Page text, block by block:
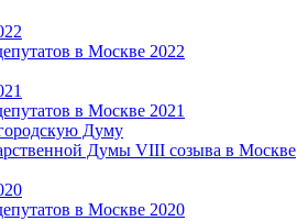
в Москве 2022
в Москве 2021
Думу
Думы VIII созыва в Москве
в Москве 2020